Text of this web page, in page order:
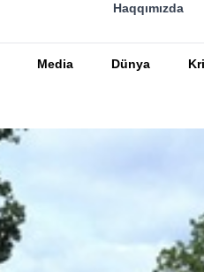
Haqqımızda
Media Dünya